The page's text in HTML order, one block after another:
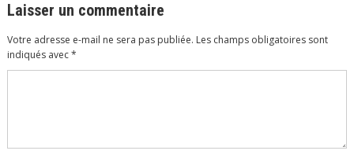
Laisser un commentaire
Votre adresse e-mail ne sera pas publiée. Les champs obligatoires sont
indiqués avec*